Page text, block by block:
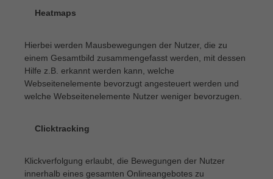
Heatmaps
Hierbei werden Mausbewegungen der Nutzer, die zu
einem Gesamtbild zusammengefasst werden, mit dessen
Hilfe z.B. erkannt werden kann, welche
Webseitenelemente bevorzugt angesteuert werden und
welche Webseitenelemente Nutzer weniger bevorzugen.
Clicktracking
Klickverfolgung erlaubt, die Bewegungen der Nutzer
innerhalb eines gesamten Onlineangebotes zu